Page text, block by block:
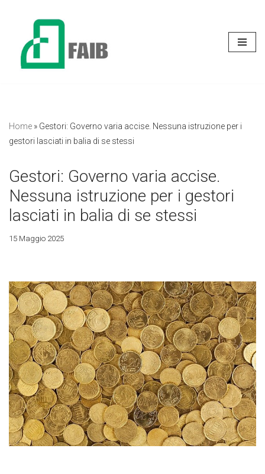
contenuto
Home » Gestori: Governo varia accise. Nessuna istruzione per i
gestori lasciati in balia di se stessi
Gestori: Governo varia accise.
Nessuna istruzione per i gestori
lasciati in balia di se stessi
15 Maggio 2025